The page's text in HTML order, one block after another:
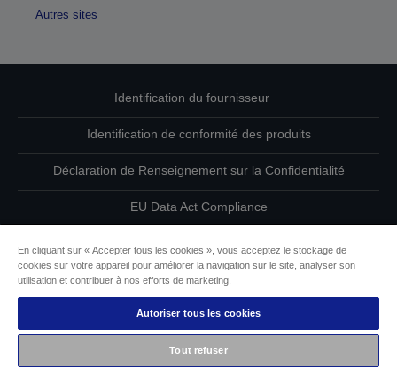
Autres sites
Identification du fournisseur
Identification de conformité des produits
Déclaration de Renseignement sur la Confidentialité
EU Data Act Compliance
Informations sur les cookies
L’engagement d’Epson pour l’accessibilité
En cliquant sur « Accepter tous les cookies », vous acceptez le stockage de
cookies sur votre appareil pour améliorer la navigation sur le site, analyser son
utilisation et contribuer à nos efforts de marketing.
Autoriser tous les cookies
Tout refuser